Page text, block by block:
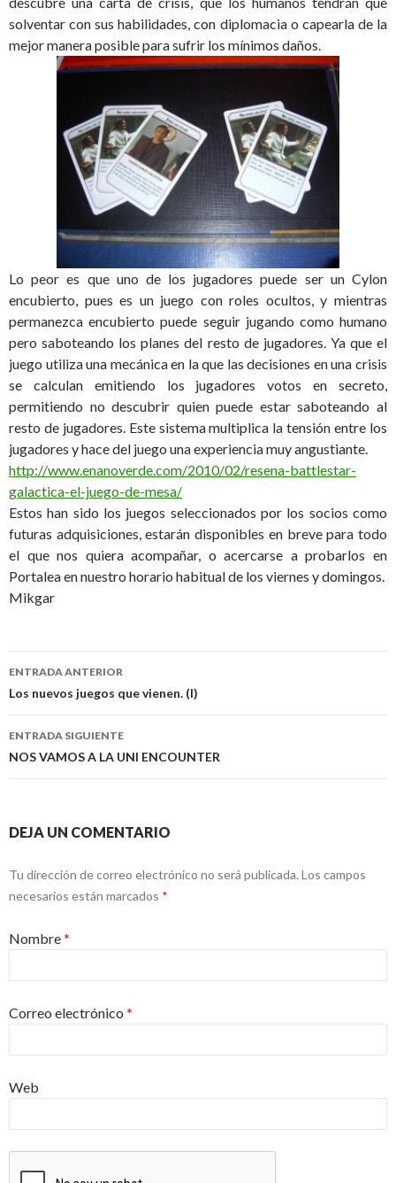
solventar con sus habilidades, con diplomacia o capearla de la
mejor manera posible para sufrir los mínimos daños.
Lo peor es que uno de los jugadores puede ser un Cylon
encubierto, pues es un juego con roles ocultos, y mientras
permanezca encubierto puede seguir jugando como humano
pero saboteando los planes del resto de jugadores. Ya que el
juego utiliza una mecánica en la que las decisiones en una crisis
se calculan emitiendo los jugadores votos en secreto,
permitiendo no descubrir quien puede estar saboteando al
resto de jugadores. Este sistema multiplica la tensión entre los
jugadores y hace del juego una experiencia muy angustiante.
http://www.enanoverde.com/2010/02/resena-battlestar-
galactica-el-juego-de-mesa/
Estos han sido los juegos seleccionados por los socios como
futuras adquisiciones, estarán disponibles en breve para todo
el que nos quiera acompañar, o acercarse a probarlos en
Portalea en nuestro horario habitual de los viernes y domingos.
Mikgar
Ir a la entrada
ENTRADA ANTERIOR
Los nuevos juegos que vienen. (I)
ENTRADA SIGUIENTE
NOS VAMOS A LA UNI ENCOUNTER
DEJA UN COMENTARIO
Tu dirección de correo electrónico no será publicada. Los campos
necesarios están marcados *
Nombre*
Correo electrónico *
Web